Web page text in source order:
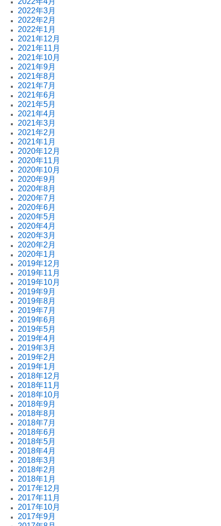
2022年3月
2022年2月
2022年1月
2021年12月
2021年11月
2021年10月
2021年9月
2021年8月
2021年7月
2021年6月
2021年5月
2021年4月
2021年3月
2021年2月
2021年1月
2020年12月
2020年11月
2020年10月
2020年9月
2020年8月
2020年7月
2020年6月
2020年5月
2020年4月
2020年3月
2020年2月
2020年1月
2019年12月
2019年11月
2019年10月
2019年9月
2019年8月
2019年7月
2019年6月
2019年5月
2019年4月
2019年3月
2019年2月
2019年1月
2018年12月
2018年11月
2018年10月
2018年9月
2018年8月
2018年7月
2018年6月
2018年5月
2018年4月
2018年3月
2018年2月
2018年1月
2017年12月
2017年11月
2017年10月
2017年9月